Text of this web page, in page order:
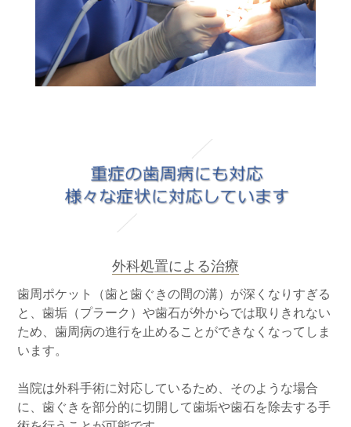
外科処置による治療
歯周ポケット（歯と歯ぐきの間の溝）が深くなりすぎる
と、歯垢（プラーク）や歯石が外からでは取りきれない
ため、歯周病の進行を止めることができなくなってしま
います。
当院は外科手術に対応しているため、そのような場合
に、歯ぐきを部分的に切開して歯垢や歯石を除去する手